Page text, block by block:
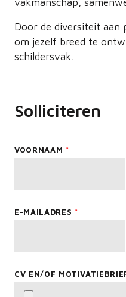
vakmanschap,
Door de diversiteit aan
om jezelf breed te
schildersvak.
Solliciteren
this
VOORNAAM
E-MAILADRES
CV EN/OF